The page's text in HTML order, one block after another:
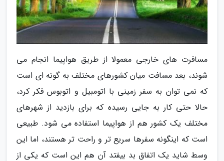
مسافرت های خارجی معمولا از طریق هواپیما انجام می
شوند، بعد مسافت میان کشورهای مختلف به گونه ای است
که نمی توان به سفر زمینی با اتومبیل و اتوبوس فکر کرد،
حالا حتی کار به جایی رسیده که برای بازدید از شهرهای
مختلف یک کشور هم از هواپیما استفاده می شود. طبیعی
است که اینگونه سفرها سریع تر و راحت تر هستند، اما این
وسط شاید یک اتفاق بد بیفتد آن هم این است که یکی از